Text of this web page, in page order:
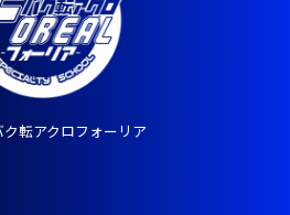
転アクロフォーリア